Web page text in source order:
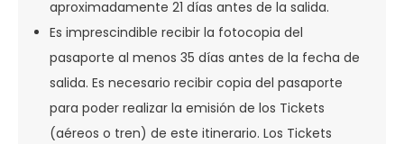
aproximadamente 21 días antes de la salida.
Es imprescindible recibir la fotocopia del
pasaporte al menos 35 días antes de la fecha de
salida. Es necesario recibir copia del pasaporte
para poder realizar la emisión de los Tickets
(aéreos o tren) de este itinerario. Los Tickets